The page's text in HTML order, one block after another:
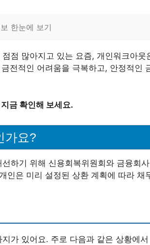
한눈에 보기
점 많아지고 있는 요즘, 개인워크아웃
전적인 어려움을 극복하고, 안정적인
금 확인해 보세요.
가요?
하기 위해 신용회복위원회와 금융회
인은 미리 설정된 상환 계획에 따라 채
가 있어요. 주로 다음과 같은 상황에